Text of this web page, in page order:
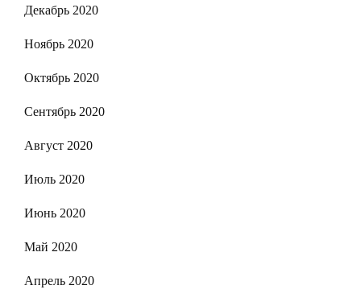
Декабрь 2020
Ноябрь 2020
Октябрь 2020
Сентябрь 2020
Август 2020
Июль 2020
Июнь 2020
Май 2020
Апрель 2020